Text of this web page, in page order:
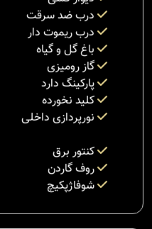
درب ضد سرقت
درب ریموت دار
باغ گل و گیاه
گاز رومیزی
پارکینگ دارد
کلید نخورده
نورپردازی داخلی
کنتور برق
روف گاردن
شوفاژپکیچ